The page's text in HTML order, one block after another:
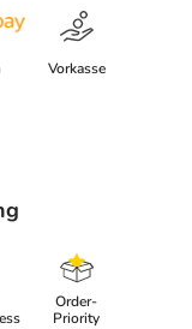
Vorkasse
Order-
Priority